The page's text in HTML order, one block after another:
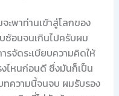
พาท่านเข้าสู่โลกของ
ซ้อนจนเกินไปครับผม
จัดระเบียบความคิดให้
งไหนก่อนดี ซึ่งมันก็เป็น
ทความนี้จนจบ ผมรับรอง